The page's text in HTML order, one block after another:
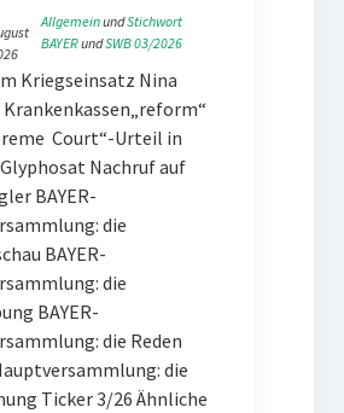
Allgemein und Stichwort
BAYER und SWB 03/2026
Kriegseinsatz Nina
Krankenkassen„reform“
Court“-Urteil in
Nachruf auf
BAYER-
die
BAYER-
die
BAYER-
die Reden
die
Ticker 3/26 Ähnliche